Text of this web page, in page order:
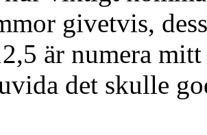
givetvis,
är numera
det skulle